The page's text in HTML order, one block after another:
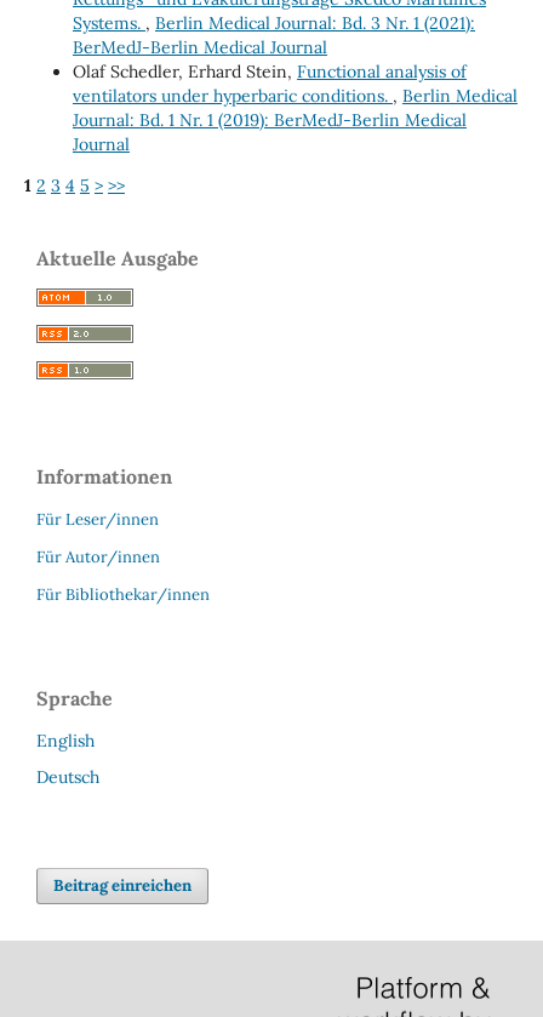
Systems. , Berlin Medical Journal: Bd. 3 Nr. 1 (2021):
BerMedJ-Berlin Medical Journal
Olaf Schedler, Erhard Stein, Functional analysis of
ventilators under hyperbaric conditions. , Berlin Medical
Journal: Bd. 1 Nr. 1 (2019): BerMedJ-Berlin Medical
Journal
1 2 3 4 5 > >>
Aktuelle Ausgabe
Informationen
Für Leser/innen
Für Autor/innen
Für Bibliothekar/innen
Sprache
English
Deutsch
Beitrag einreichen